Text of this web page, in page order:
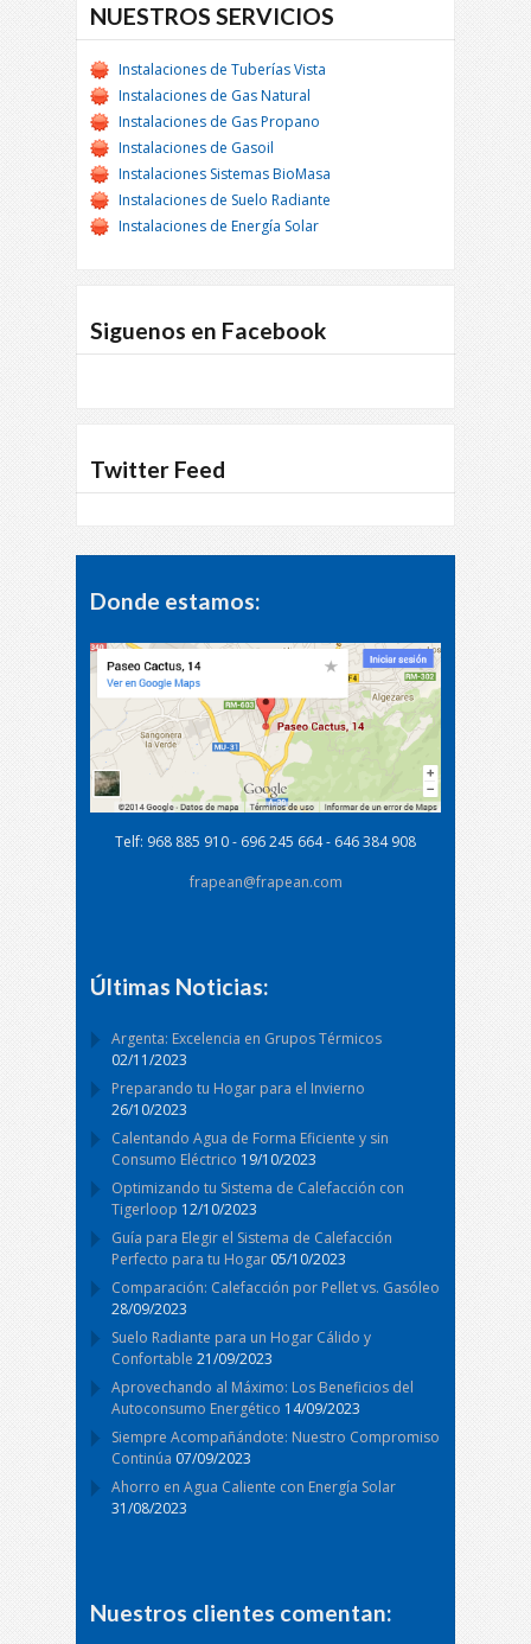
NUESTROS SERVICIOS
Instalaciones de Tuberías Vista
Instalaciones de Gas Natural
Instalaciones de Gas Propano
Instalaciones de Gasoil
Instalaciones Sistemas BioMasa
Instalaciones de Suelo Radiante
Instalaciones de Energía Solar
Siguenos en Facebook
Twitter Feed
Donde estamos:
Telf: 968 885 910 - 696 245 664 - 646 384 908
frapean@frapean.com
Últimas Noticias:
Argenta: Excelencia en Grupos Térmicos
02/11/2023
Preparando tu Hogar para el Invierno
26/10/2023
Calentando Agua de Forma Eficiente y sin
Consumo Eléctrico 19/10/2023
Optimizando tu Sistema de Calefacción con
Tigerloop 12/10/2023
Guía para Elegir el Sistema de Calefacción
Perfecto para tu Hogar 05/10/2023
Comparación: Calefacción por Pellet vs. Gasóleo
28/09/2023
Suelo Radiante para un Hogar Cálido y
Confortable 21/09/2023
Aprovechando al Máximo: Los Beneficios del
Autoconsumo Energético 14/09/2023
Siempre Acompañándote: Nuestro Compromiso
Continúa 07/09/2023
Ahorro en Agua Caliente con Energía Solar
31/08/2023
Nuestros clientes comentan: